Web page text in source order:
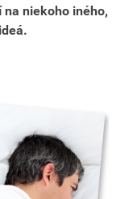
niekoho iného,